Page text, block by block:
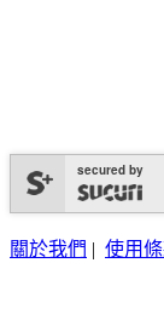
secured by
關於我們 | 使用